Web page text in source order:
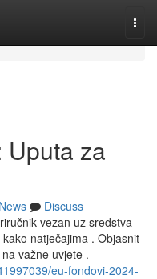
Uputa za
News
Discuss
vezan uz sredstva
natječajima . Objasnit
važne uvjete .
eu-fondovi-2024-